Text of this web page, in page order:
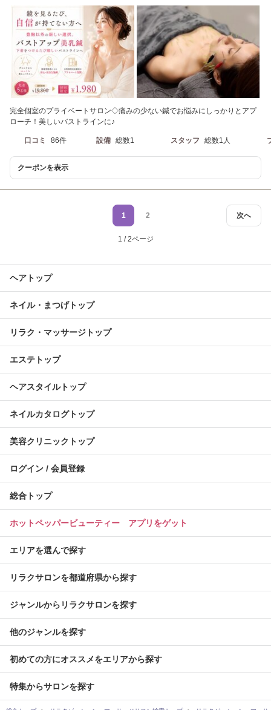
完全個室のプライベートサロン◇痛みの少ない鍼でお悩みにしっかりとアプ
ローチ！美しいバストラインに♪
口コミ 86件 設備 総数1 スタッフ 総数1人
クーポンを表示
次へ
1 2
1 / 2ページ
ヘアトップ
ネイル・まつげトップ
リラク・マッサージトップ
エステトップ
ヘアスタイルトップ
ネイルカタログトップ
美容クリニックトップ
ログイン / 会員登録
総合トップ
ホットペッパービューティー アプリをゲット
エリアを選んで探す
リラクサロンを都道府県から探す
ジャンルからリラクサロンを探す
他のジャンルを探す
初めての方にオススメをエリアから探す
特集からサロンを探す